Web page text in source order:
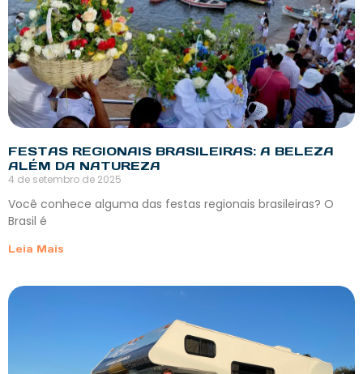
FESTAS REGIONAIS BRASILEIRAS: A BELEZA
ALÉM DA NATUREZA
4 de setembro de 2025
Você conhece alguma das festas regionais brasileiras? O
Brasil é
Leia Mais